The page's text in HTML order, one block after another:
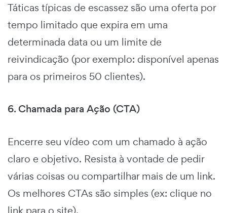
Táticas típicas de escassez são uma oferta por
tempo limitado que expira em uma
determinada data ou um limite de
reivindicação (por exemplo: disponível apenas
para os primeiros 50 clientes).
6. Chamada para Ação (CTA)
Encerre seu vídeo com um chamado à ação
claro e objetivo. Resista à vontade de pedir
várias coisas ou compartilhar mais de um link.
Os melhores CTAs são simples (ex: clique no
link para o site).